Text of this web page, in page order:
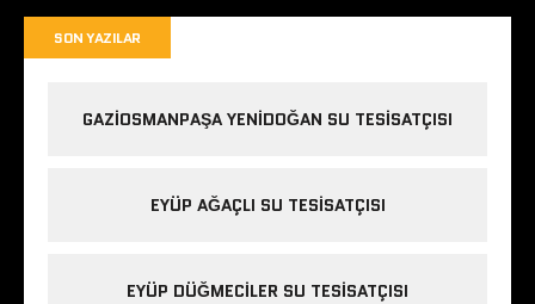
SON YAZILAR
GAZIOSMANPAŞA YENIDOĞAN SU TESISATÇISI
EYÜP AĞAÇLI SU TESISATÇISI
EYÜP DÜĞMECILER SU TESISATÇISI